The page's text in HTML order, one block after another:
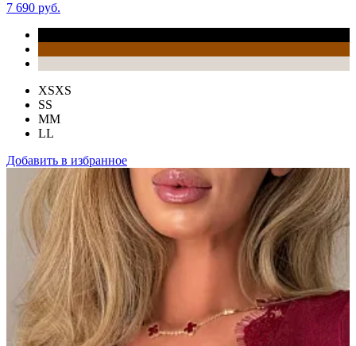
7 690 руб.
XSXS
SS
MM
LL
Добавить в избранное